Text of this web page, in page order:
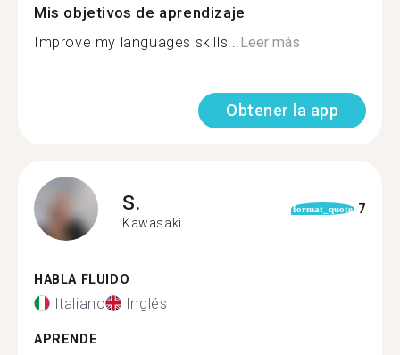
Mis objetivos de aprendizaje
Improve my languages skills...Leer más
Obtener la app
S.
Kawasaki
format_quote 7
HABLA FLUIDO
Italiano Inglés
APRENDE